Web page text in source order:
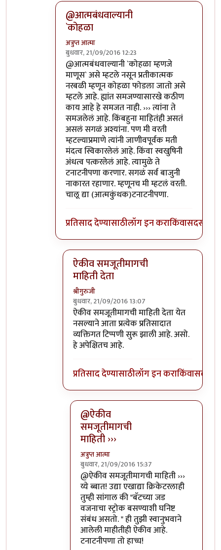
@आत्मबंधवाल्यानी
`कोहळा
अत्रुप्त आत्मा
बुधवार, 21/09/2016 12:23
In reply toआत्मबंधवाल्यानी `कोहळा म्हणजे
@आत्मबंधवाल्यानी `कोहळा म्हणजे
माणूस` असे म्हटले नसून प्रतीकात्मक
नरबळी म्हणून कोहळा फोडला जातो असे
म्हटले आहे. ह्यांत समजण्यासारखे कठीण
काय आहे हे समजत नाही. ››› त्यांना ते
समजलेलं आहे. किंबहुना माहितंही असतं
असलं सगळं अश्यांना. पण मी वरती
म्हटल्याप्रमाणे त्यांनी जाणीवपूर्वक मती
मंदत्व स्विकारलेलं आहे. किंवा स्वखुषिनी
अंधत्व पत्करलेलं आहे. त्यामुळे ते
टनाटनीपणा करणार. सगळं सर्व बाजुनी
नाकारत रहाणार. म्हणूनच मी म्हटलं वरती.
चालू द्या (आत्मकुंथक)टनाटनीपणा.
प्रतिसाद देण्यासाठीलॉग इन कराकिंवासदस्य व्हा
ऐकीव समजूतीमागची
माहिती देता
श्रीगुरुजी
बुधवार, 21/09/2016 13:07
In reply to@आत्मबंधवाल्यानी `कोहळा
ऐकीव समजूतीमागची माहिती देता येत
नसल्याने आता प्रत्येक प्रतिसादात
व्यक्तिगत टिप्पणी सुरू झाली आहे. असो.
हे अपेक्षितच आहे.
प्रतिसाद देण्यासाठीलॉग इन कराकिंवासदस्य
@ऐकीव
समजूतीमागची
माहिती ›››
अत्रुप्त आत्मा
बुधवार, 21/09/2016 15:37
In reply toऐकीव समजूतीमागची माहिती देता
@ऐकीव समजूतीमागची माहिती ›››
य्ये ब्बात! उद्या एखाद्या क्रिकेटरलाही
तुम्ही सांगाल की "बॅटच्या जड
वजनाचा स्ट्रोक बसण्याशी घनिष्ट
संबंध असतो. " ही तुझी स्वानुभवाने
आलेली माहीतीही ऐकीव आहे.
टनाटनीपणा तो हाच्च!